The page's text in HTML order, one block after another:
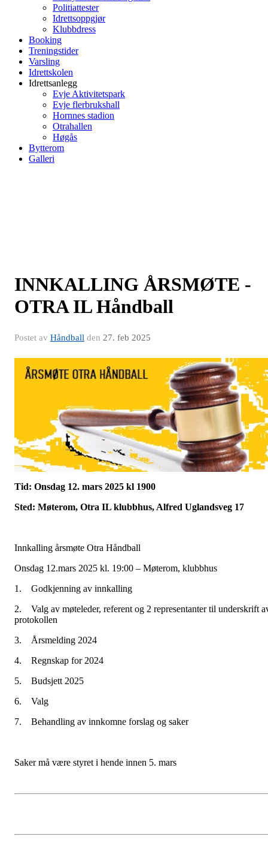
Politiattester
Idrettsoppgjør
Klubbdress
Booking
Treningstider
Varsling
Idrettskolen
Idrettsanlegg
Evje Aktivitetspark
Evje flerbrukshall
Hornnes stadion
Otrahallen
Høgås
Bytterom
Galleri
INNKALLING ÅRSMØTE -
OTRA IL Håndball
Postet av Håndball den 27. feb 2025
Tid: Onsdag 12. mars 2025 kl 1900
Sted: Møterom, Otra IL klubbhus, Alfred Uglandsveg 17
Innkalling årsmøte Otra Håndball
Onsdag 12.mars 2025 kl. 19:00 – Møterom, klubbhus
1. Godkjenning av innkalling
2. Valg av møteleder, referent og 2 representanter til underskrift
protokollen
3. Årsmelding 2024
4. Regnskap for 2024
5. Budsjett 2025
6. Valg
7. Behandling av innkomne forslag og saker
Saker må være styret i hende innen 5. mars